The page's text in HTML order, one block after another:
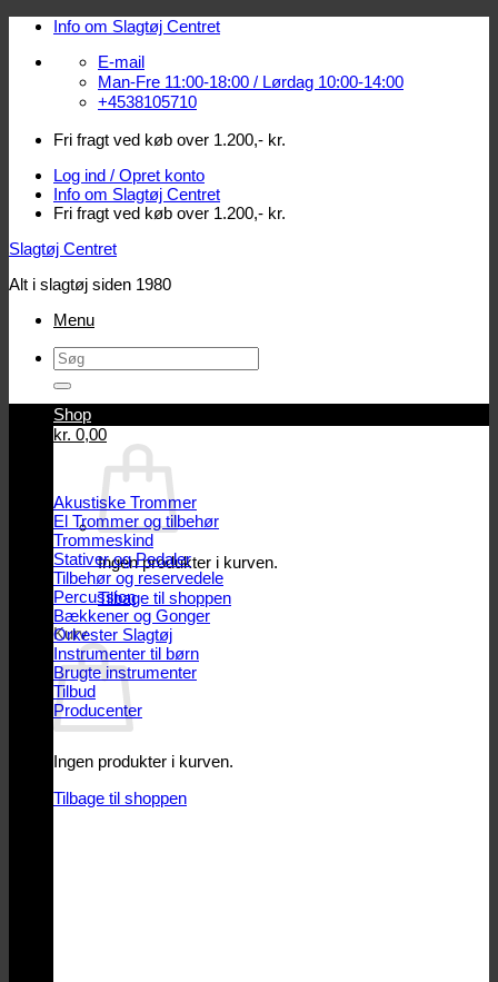
Fortsæt
indhold
Info om Slagtøj Centret
E-mail
Man-Fre 11:00-18:00 / Lørdag 10:00-14:00
+4538105710
Fri fragt ved køb over 1.200,- kr.
Log ind / Opret konto
Info om Slagtøj Centret
Fri fragt ved køb over 1.200,- kr.
Slagtøj Centret
Alt i slagtøj siden 1980
Menu
Søg
efter:
Log ind / Opret konto
kr. 0,00
Ingen produkter i kurven.
Tilbage til shoppen
Kurv
Ingen produkter i kurven.
Tilbage til shoppen
Shop
Akustiske Trommer
El Trommer og tilbehør
Trommeskind
Stativer og Pedaler
Tilbehør og reservedele
Percussion
Bækkener og Gonger
Orkester Slagtøj
Instrumenter til børn
Brugte instrumenter
Tilbud
Producenter